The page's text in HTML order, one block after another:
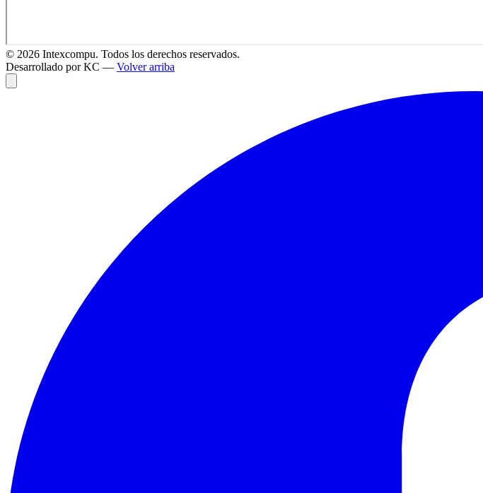
© 2026 Intexcompu. Todos los derechos reservados.
Desarrollado por KC — Volver arriba